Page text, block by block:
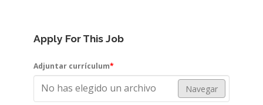
Apply For This Job
Adjuntar currículum*
No has elegido un archivo Navegar